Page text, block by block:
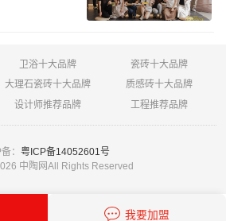
卫浴十大品牌
瓷砖十大品牌
大理石瓷砖十大品牌
质感砖十大品牌
设计师推荐品牌 工程推荐品牌
： 粤ICP备14052601号
中陶网All Rights Reserved
我要加盟